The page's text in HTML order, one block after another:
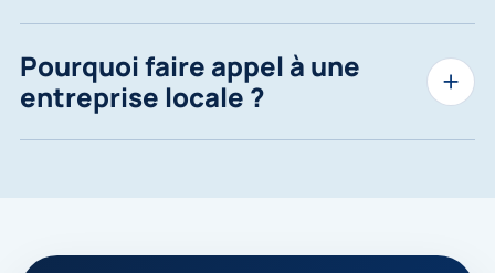
Pourquoi faire appel à une
entreprise locale ?